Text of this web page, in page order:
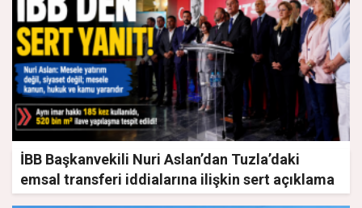
İBB Başkanvekili Nuri Aslan’dan Tuzla’daki
emsal transferi iddialarına ilişkin sert açıklama